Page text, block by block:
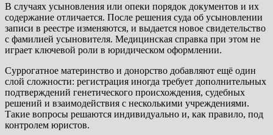
В случаях усыновления или опеки порядок документов и их
содержание отличается. После решения суда об усыновлении
записи в реестре изменяются, и выдается новое свидетельство
с фамилией усыновителя. Медицинская справка при этом не
играет ключевой роли в юридическом оформлении.
Суррогатное материнство и донорство добавляют ещё один
слой сложности: регистрация иногда требует дополнительных
подтверждений генетического происхождения, судебных
решений и взаимодействия с несколькими учреждениями.
Такие вопросы решаются индивидуально и, как правило, под
контролем юристов.